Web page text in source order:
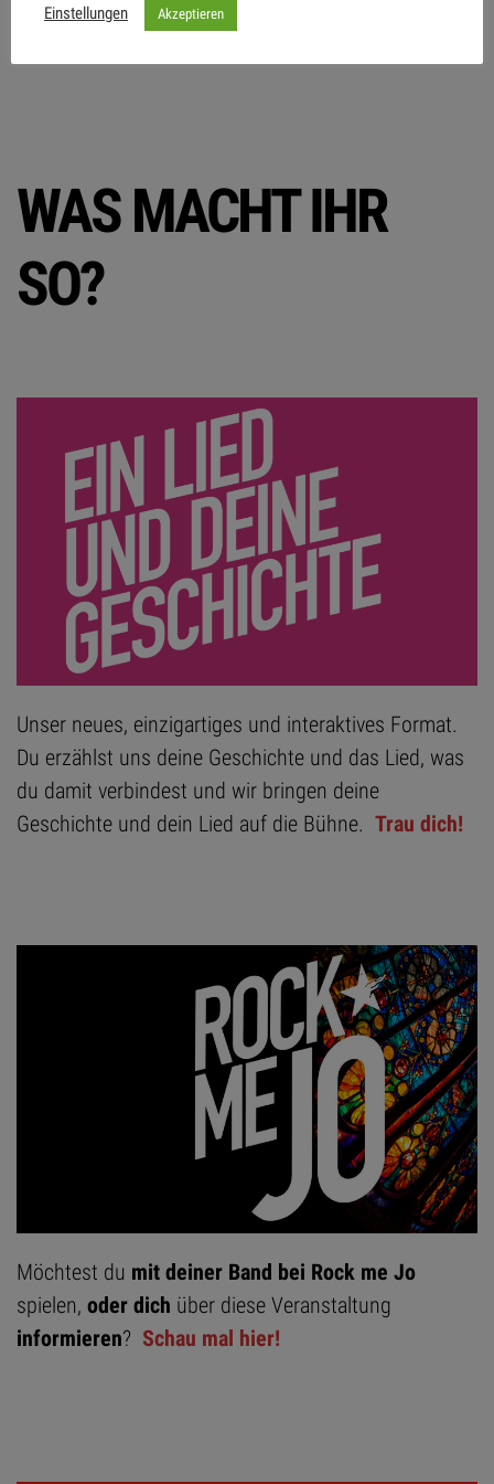
hier genau richtig
WAS MACHT IHR
SO?
Unser neues, einzigartiges und interaktives Format.
Du erzählst uns deine Geschichte und das Lied, was
du damit verbindest und wir bringen deine
Geschichte und dein Lied auf die Bühne. Trau dich!
Möchtest du mit deiner Band bei Rock me Jo
spielen, oder dich über diese Veranstaltung
informieren? Schau mal hier!
Einstellungen Akzeptieren